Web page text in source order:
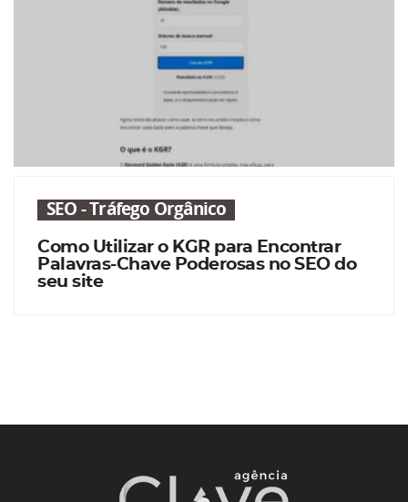
SEO - Tráfego Orgânico
Como Utilizar o KGR para Encontrar
Palavras-Chave Poderosas no SEO do
seu site